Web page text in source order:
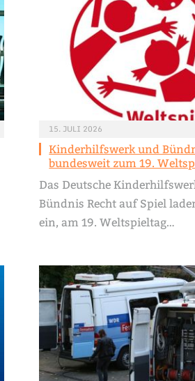
15. JULI 2026
Kinderhilfswerk und
bundesweit zum 19.
Das Deutsche
Bündnis Recht auf Spiel
ein, am 19. Weltspieltag…